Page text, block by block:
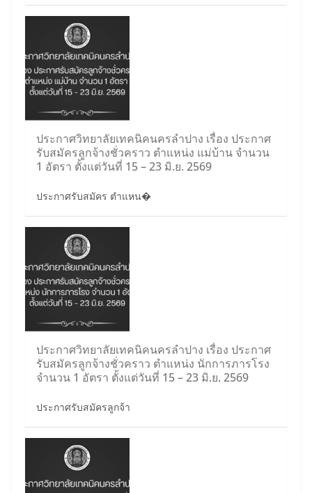
ประกาศวิทยาลัยเทคนิคนครลำปาง เรื่อง ประกาศ
รับสมัครลูกจ้างชั่วคราว ตำแหน่ง แม่บ้าน จำนวน
1 อัตรา ตั้งแต่วันที่ 15 – 23 มิ.ย. 2569
ประกาศรับสมัคร ตำแหน�
ประกาศวิทยาลัยเทคนิคนครลำปาง เรื่อง ประกาศ
รับสมัครลูกจ้างชั่วคราว ตำแหน่ง นักการภารโรง
จำนวน 1 อัตรา ตั้งแต่วันที่ 15 – 23 มิ.ย. 2569
ประกาศรับสมัครลูกจ้า